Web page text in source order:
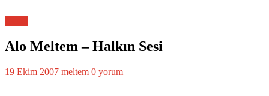
Alo Meltem – Halkın Sesi
19 Ekim 2007 meltem 0 yorum